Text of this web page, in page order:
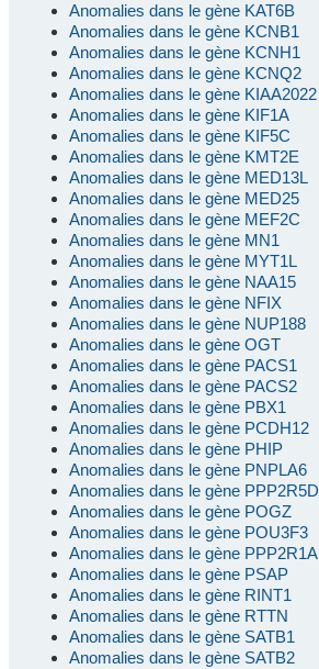
Anomalies dans le gène KAT6B
Anomalies dans le gène KCNB1
Anomalies dans le gène KCNH1
Anomalies dans le gène KCNQ2
Anomalies dans le gène KIAA2022
Anomalies dans le gène KIF1A
Anomalies dans le gène KIF5C
Anomalies dans le gène KMT2E
Anomalies dans le gène MED13L
Anomalies dans le gène MED25
Anomalies dans le gène MEF2C
Anomalies dans le gène MN1
Anomalies dans le gène MYT1L
Anomalies dans le gène NAA15
Anomalies dans le gène NFIX
Anomalies dans le gène NUP188
Anomalies dans le gène OGT
Anomalies dans le gène PACS1
Anomalies dans le gène PACS2
Anomalies dans le gène PBX1
Anomalies dans le gène PCDH12
Anomalies dans le gène PHIP
Anomalies dans le gène PNPLA6
Anomalies dans le gène PPP2R5D
Anomalies dans le gène POGZ
Anomalies dans le gène POU3F3
Anomalies dans le gène PPP2R1A
Anomalies dans le gène PSAP
Anomalies dans le gène RINT1
Anomalies dans le gène RTTN
Anomalies dans le gène SATB1
Anomalies dans le gène SATB2